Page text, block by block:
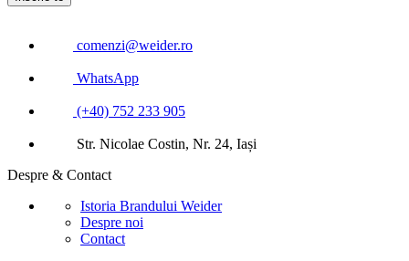
comenzi@weider.ro
WhatsApp
(+40) 752 233 905
Str. Nicolae Costin, Nr. 24, Iași
Despre & Contact
Istoria Brandului Weider
Despre noi
Contact